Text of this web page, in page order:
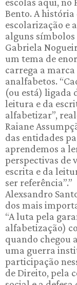
Bento. A história
escolarização e
alguns símbolos
Gabriela
um tema de
carrega a
analfabetos.
(ou está) ligada
leitura e da
alfabetizar”,
Raiane
das entidades
aprendemos a
perspectivas de
escrita e da
ser referência”.”
Alexsandro
dos mais
“A luta pela
alfabetização)
quando chegou
uma guerra
participação
de Direito, pela